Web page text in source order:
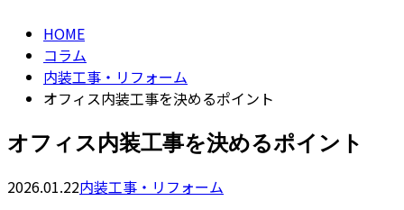
HOME
コラム
内装工事・リフォーム
オフィス内装工事を決めるポイント
オフィス内装工事を決めるポイント
2026.01.22内装工事・リフォーム